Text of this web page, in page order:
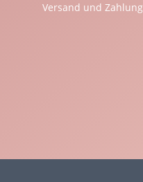
Versand und Zahlung